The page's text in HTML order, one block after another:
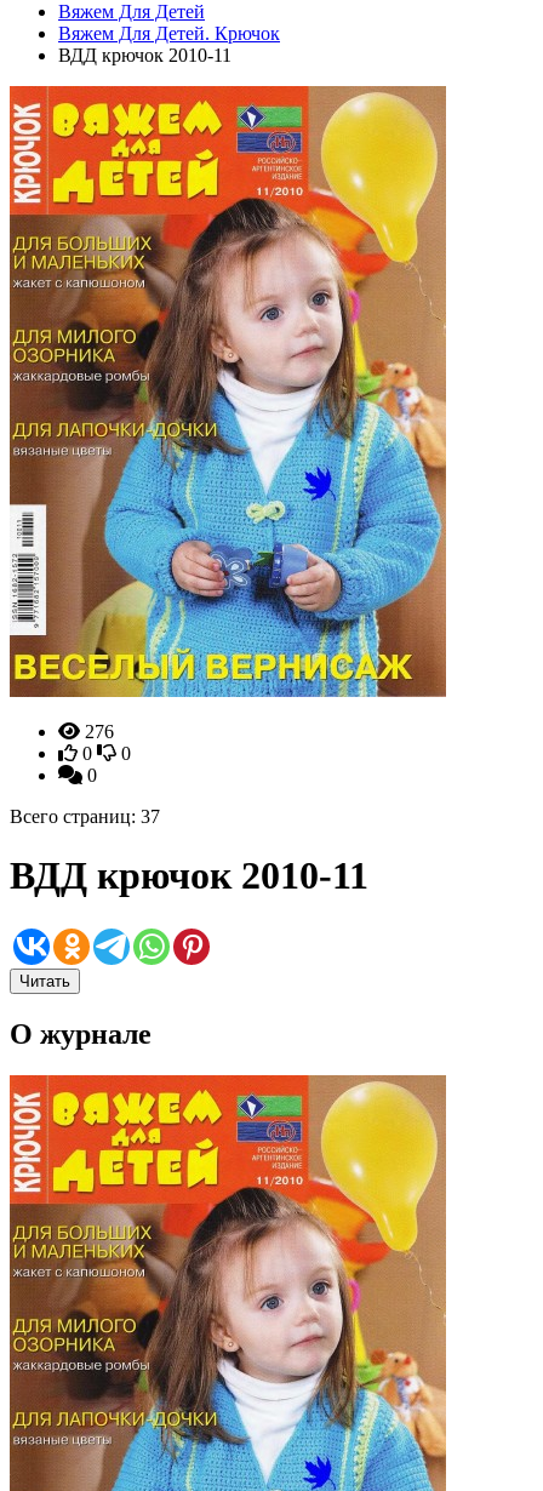
Вяжем Для Детей
Вяжем Для Детей. Крючок
ВДД крючок 2010-11
276
0
0
0
Всего страниц: 37
ВДД крючок 2010-11
Читать
О журнале